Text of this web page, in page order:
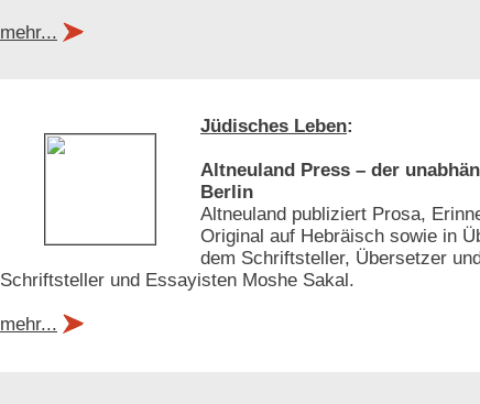
mehr...
Jüdisches Leben:
Altneuland Press – der
Berlin
Altneuland publiziert Prosa,
Original auf Hebräisch sowie in
dem Schriftsteller, Übersetzer
Schriftsteller und Essayisten Moshe Sakal.
mehr...